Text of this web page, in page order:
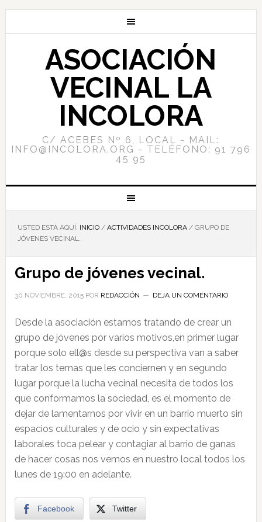
ASOCIACIÓN
VECINAL LA
INCOLORA
C/ ACEBES Nº 6, LOCAL - MAIL:
INFO@INCOLORA.ORG - TELÉFONO: 91 796
45 95
USTED ESTÁ AQUÍ: INICIO / ACTIVIDADES INCOLORA /GRUPO DE
JÓVENES VECINAL.
Grupo de jóvenes vecinal.
30 NOVIEMBRE, 2015POR REDACCIÓN DEJA UN COMENTARIO
Desde la asociación estamos tratando de crear un
grupo de jóvenes por varios motivos,en primer lugar
porque solo ell@s desde su perspectiva van a saber
tratar los temas que les conciernen y en segundo
lugar porque la lucha vecinal necesita de todos los
que conformamos la sociedad, es el momento de
dejar de lamentarnos por vivir en un barrio muerto sin
espacios culturales y de ocio y sin expectativas
laborales toca pelear y contagiar al barrio de ganas
de hacer cosas nos vemos en nuestro local todos los
lunes de 19:00 en adelante.
Facebook Twitter